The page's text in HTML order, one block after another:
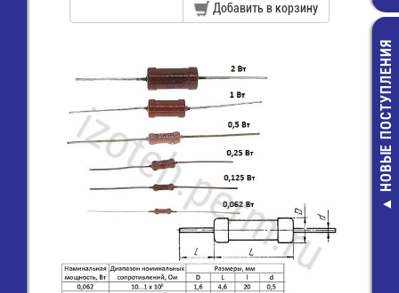
8,00 руб.
НОВЫЕ ПОСТУПЛЕНИЯ
Добавить в корзину